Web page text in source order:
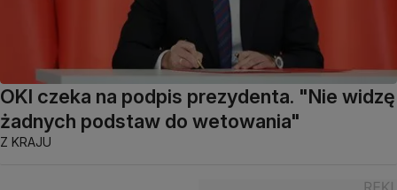
OKI czeka na podpis prezydenta. "Nie widzę
żadnych podstaw do wetowania"
Z KRAJU